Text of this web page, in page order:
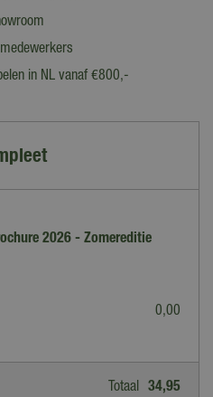
in NL vanaf €800,-
2026 - Zomereditie
0,00
Totaal 34,95